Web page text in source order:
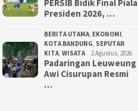
PERSIB Bidik Final Piala
Presiden 2026, …
BERITA UTAMA EKONOMI
KOTA BANDUNG SEPUTAR
KITA WISATA 2 Agustus, 2026
Padaringan Leuweung
Awi Cisurupan Resmi
…